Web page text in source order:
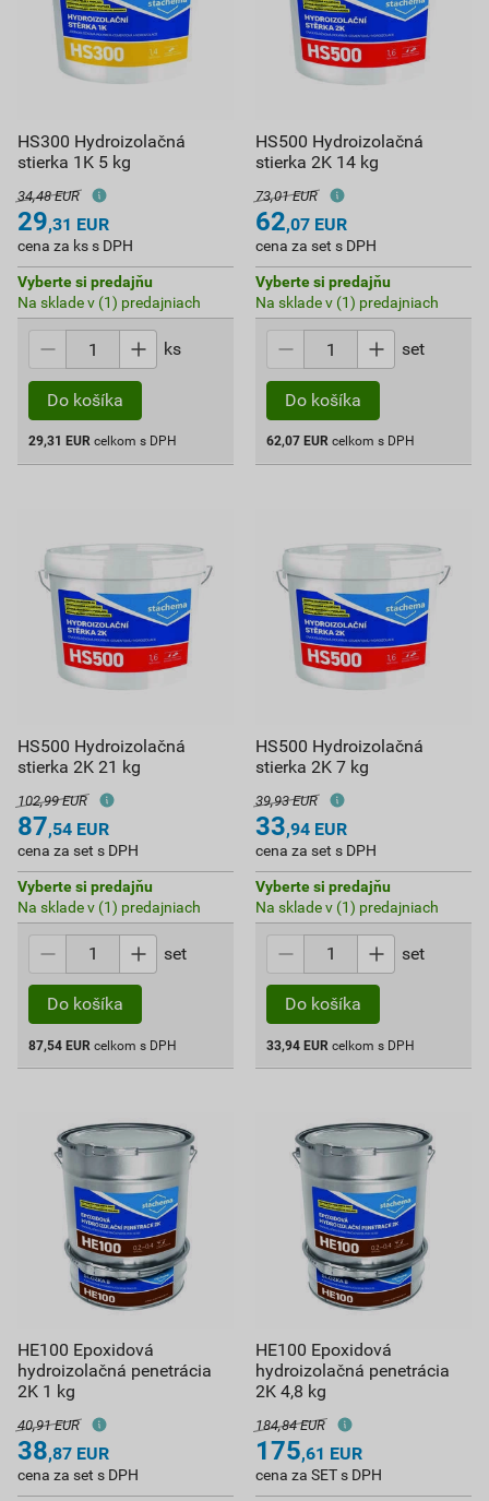
HS300 Hydroizolačná
stierka 1K 5 kg
34,48 EUR
29,31 EUR
cena za ks s DPH
Vyberte si predajňu
Na sklade v (1) predajniach
ks
Do košíka
29,31 EUR celkom s DPH
HS500 Hydroizolačná
stierka 2K 14 kg
73,01 EUR
62,07 EUR
cena za set s DPH
Vyberte si predajňu
Na sklade v (1) predajniach
set
Do košíka
62,07 EUR celkom s DPH
HS500 Hydroizolačná
stierka 2K 21 kg
102,99 EUR
87,54 EUR
cena za set s DPH
Vyberte si predajňu
Na sklade v (1) predajniach
set
Do košíka
87,54 EUR celkom s DPH
HS500 Hydroizolačná
stierka 2K 7 kg
39,93 EUR
33,94 EUR
cena za set s DPH
Vyberte si predajňu
Na sklade v (1) predajniach
set
Do košíka
33,94 EUR celkom s DPH
HE100 Epoxidová
hydroizolačná penetrácia
2K 1 kg
40,91 EUR
38,87 EUR
cena za set s DPH
HE100 Epoxidová
hydroizolačná penetrácia
2K 4,8 kg
184,84 EUR
175,61 EUR
cena za SET s DPH